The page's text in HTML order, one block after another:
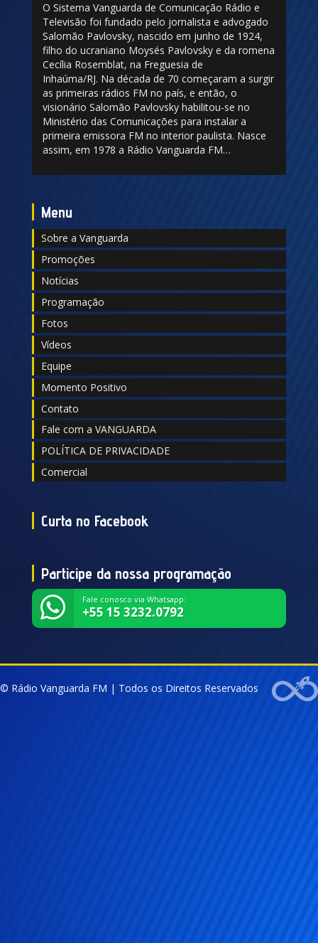
O Sistema Vanguarda de Comunicação Rádio e
Televisão foi fundado pelo jornalista e advogado
Salomão Pavlovsky, nascido em junho de 1924,
filho do ucraniano Moysés Pavlovsky e da romena
Cecília Rosemblat, na Freguesia de
Inhaúma/RJ. Na década de 70 começaram a surgir
as primeiras rádios FM no país, e então, o
visionário Salomão Pavlovsky habilitou-se no
Ministério das Comunicações para instalar a
primeira emissora FM no interior paulista. Nasce
assim, em 1978 a Rádio Vanguarda FM…
Menu
Sobre a Vanguarda
Promoções
Notícias
Programação
Fotos
Vídeos
Equipe
Momento Positivo
Contato
Fale com a VANGUARDA
POLÍTICA DE PRIVACIDADE
Comercial
Curta no Facebook
Participe da nossa programação
Fale conosco via Whatsapp:
+55 15 3232.0792
© Rádio Vanguarda FM | Todos os Direitos Reservados